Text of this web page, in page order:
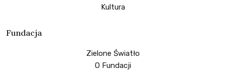
Kultura
Fundacja
Zielone Światło
O Fundacji